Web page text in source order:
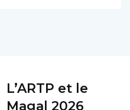
L’ARTP et le
Magal 2026